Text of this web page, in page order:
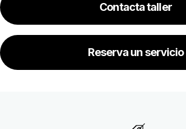
Contacta taller
Reserva un servicio